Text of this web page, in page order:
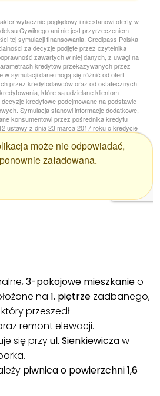
3-pokojowe mieszkanieo
na 1. piętrze zadbanego,
przeszedł
remont elewacji.
się przyul. Sienkiewiczaw
piwnica o powierzchni 1,6